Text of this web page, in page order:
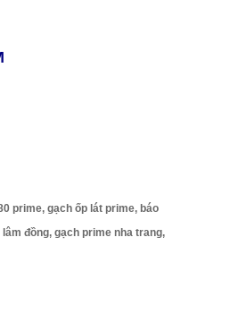
prime, gạch ốp lát prime, báo
đồng, gạch prime nha trang,